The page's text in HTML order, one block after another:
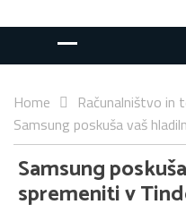
Home
Računalništvo in
Samsung poskuša vaš
Samsung
spremeniti v